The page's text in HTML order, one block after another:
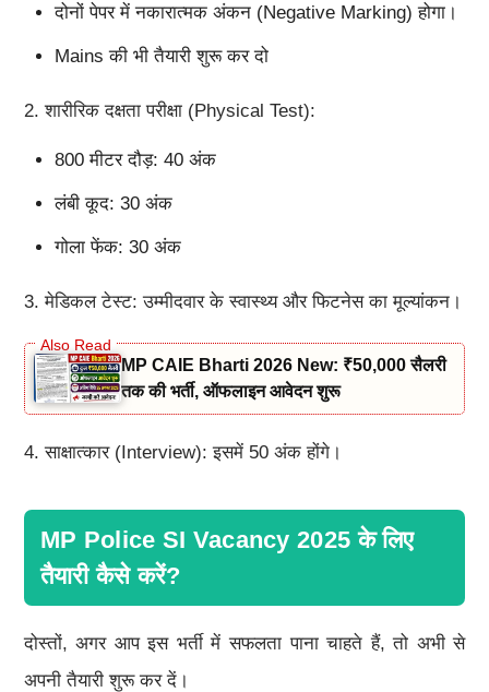
दोनों पेपर में नकारात्मक अंकन (Negative Marking) होगा।
Mains की भी तैयारी शुरू कर दो
2. शारीरिक दक्षता परीक्षा (Physical Test):
800 मीटर दौड़: 40 अंक
लंबी कूद: 30 अंक
गोला फेंक: 30 अंक
3. मेडिकल टेस्ट: उम्मीदवार के स्वास्थ्य और फिटनेस का मूल्यांकन।
MP CAIE Bharti 2026 New: ₹50,000 सैलरी
तक की भर्ती, ऑफलाइन आवेदन शुरू
4. साक्षात्कार (Interview): इसमें 50 अंक होंगे।
MP Police SI Vacancy 2025 के लिए
तैयारी कैसे करें?
दोस्तों, अगर आप इस भर्ती में सफलता पाना चाहते हैं, तो अभी से
अपनी तैयारी शुरू कर दें।